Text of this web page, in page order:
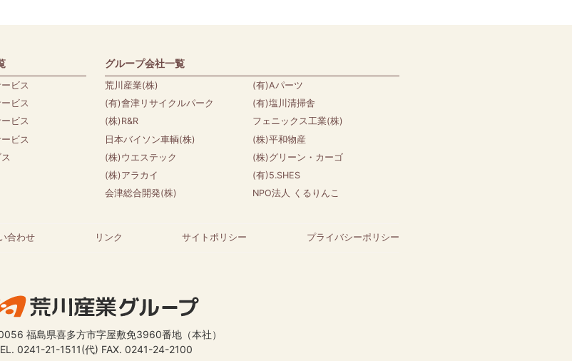
ビス
ビス
ビス
ビス
グループ会社一覧
荒川産業(株)
(有)Aパーツ
(有)會津リサイクルパーク
(有)塩川清掃舎
(株)R&R
フェニックス工業(株)
日本バイソン車輌(株)
(株)平和物産
(株)ウエステック
(株)グリーン・カーゴ
(株)アラカイ
(有)5.SHES
会津総合開発(株)
NPO法人 くるりんこ
合わせ リンク サイトポリシー プライバシーポリシー
福島県喜多方市字屋敷免3960番地（本社）
0241-21-1511(代) FAX. 0241-24-2100